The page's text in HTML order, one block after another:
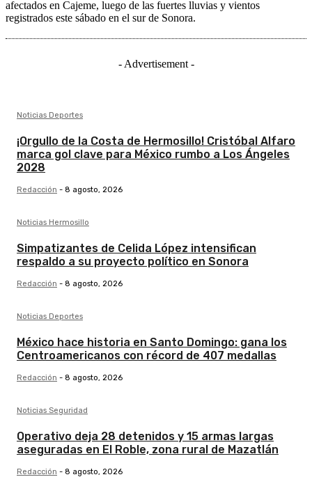
afectados en Cajeme, luego de las fuertes lluvias y vientos
registrados este sábado en el sur de Sonora.
- Advertisement -
Noticias Deportes
¡Orgullo de la Costa de Hermosillo! Cristóbal Alfaro
marca gol clave para México rumbo a Los Ángeles
2028
Redacción - 8 agosto, 2026
Noticias Hermosillo
Simpatizantes de Celida López intensifican
respaldo a su proyecto político en Sonora
Redacción - 8 agosto, 2026
Noticias Deportes
México hace historia en Santo Domingo: gana los
Centroamericanos con récord de 407 medallas
Redacción - 8 agosto, 2026
Noticias Seguridad
Operativo deja 28 detenidos y 15 armas largas
aseguradas en El Roble, zona rural de Mazatlán
Redacción - 8 agosto, 2026